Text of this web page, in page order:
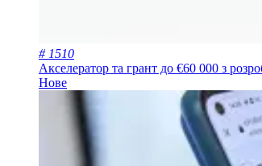
# 1510
Акселератор та грант до €60 000 з
Нове